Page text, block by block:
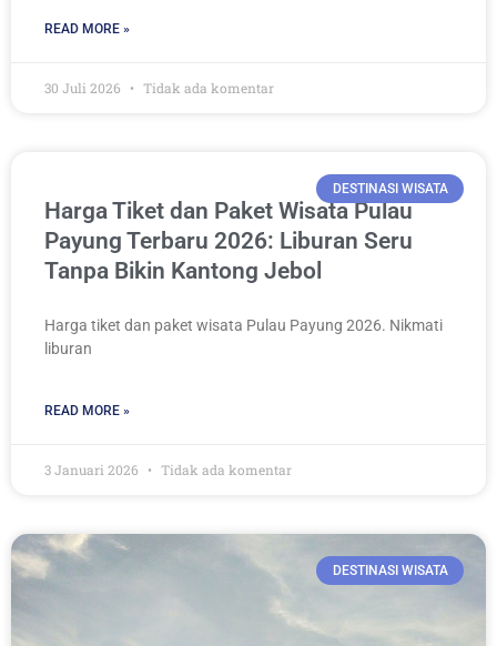
READ MORE »
30 Juli 2026 Tidak ada komentar
DESTINASI WISATA
Harga Tiket dan Paket Wisata Pulau
Payung Terbaru 2026: Liburan Seru
Tanpa Bikin Kantong Jebol
Harga tiket dan paket wisata Pulau Payung 2026. Nikmati
liburan
READ MORE »
3 Januari 2026 Tidak ada komentar
DESTINASI WISATA